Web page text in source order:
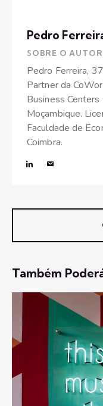
Pedro
SOBRE O AUTOR
Pedro Ferreira,
Partner da
Business
Moçambique.
Faculdade de
Coimbra.
Também